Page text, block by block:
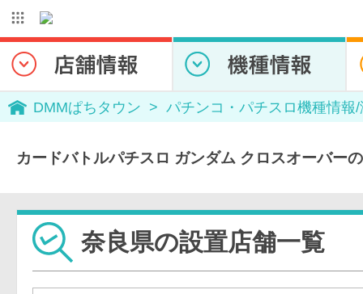
DMMぱちタウン パチンコ・パチスロ機種情報
カードバトルパチスロ ガンダム クロスオーバー
奈良県の設置店舗一覧